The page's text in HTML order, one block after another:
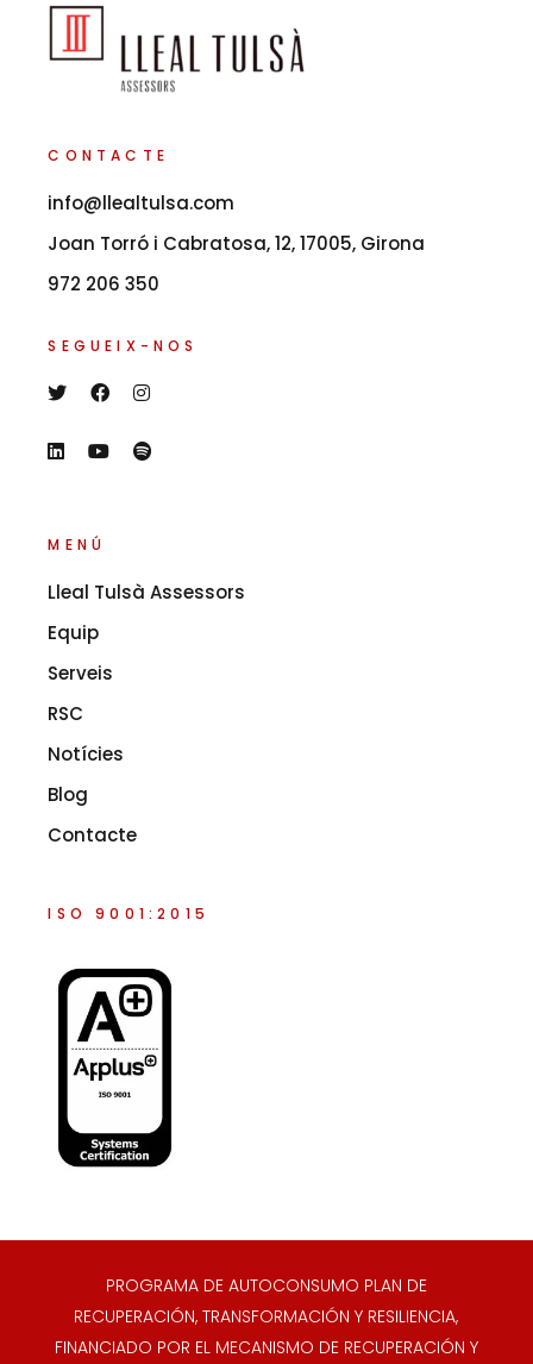
CONTACTE
info@llealtulsa.com
Joan Torró i Cabratosa, 12, 17005, Girona
972 206 350
SEGUEIX-NOS
MENÚ
Lleal Tulsà Assessors
Equip
Serveis
RSC
Notícies
Blog
Contacte
ISO 9001:2015
PROGRAMA DE AUTOCONSUMO PLAN DE
RECUPERACIÓN, TRANSFORMACIÓN Y RESILIENCIA,
FINANCIADO POR EL MECANISMO DE RECUPERACIÓN Y